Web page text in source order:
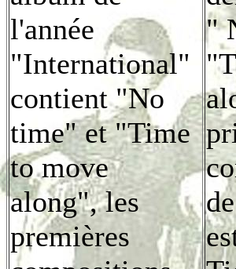
l'année
"International"
contient "No
time" et "Time
to move
along", les
premières
"